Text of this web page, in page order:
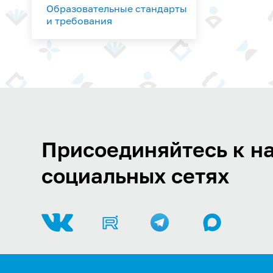
Образовательные стандарты
и требования
Присоединяйтесь к
социальных сетях